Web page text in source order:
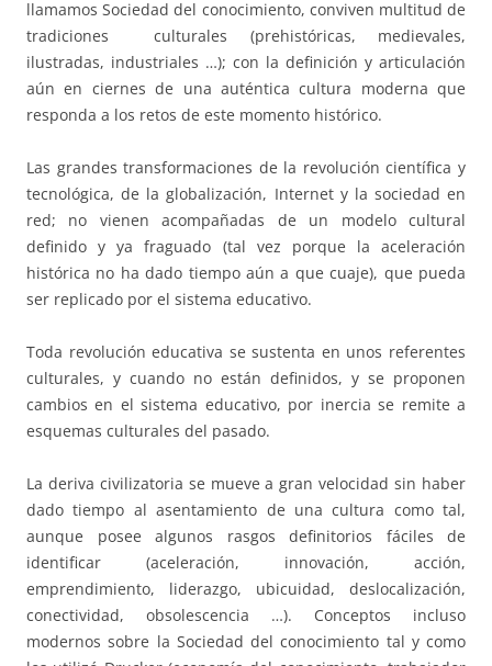
llamamos Sociedad del conocimiento, conviven multitud de
tradiciones culturales (prehistóricas, medievales,
ilustradas, industriales …); con la definición y articulación
aún en ciernes de una auténtica cultura moderna que
responda a los retos de este momento histórico.
Las grandes transformaciones de la revolución científica y
tecnológica, de la globalización, Internet y la sociedad en
red; no vienen acompañadas de un modelo cultural
definido y ya fraguado (tal vez porque la aceleración
histórica no ha dado tiempo aún a que cuaje), que pueda
ser replicado por el sistema educativo.
Toda revolución educativa se sustenta en unos referentes
culturales, y cuando no están definidos, y se proponen
cambios en el sistema educativo, por inercia se remite a
esquemas culturales del pasado.
La deriva civilizatoria se mueve a gran velocidad sin haber
dado tiempo al asentamiento de una cultura como tal,
aunque posee algunos rasgos definitorios fáciles de
identificar (aceleración, innovación, acción,
emprendimiento, liderazgo, ubicuidad, deslocalización,
conectividad, obsolescencia …). Conceptos incluso
modernos sobre la Sociedad del conocimiento tal y como